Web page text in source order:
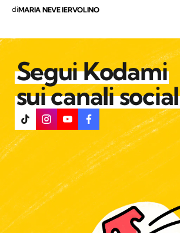
diMARIA NEVE IERVOLINO
Segui Kodami
sui canali social